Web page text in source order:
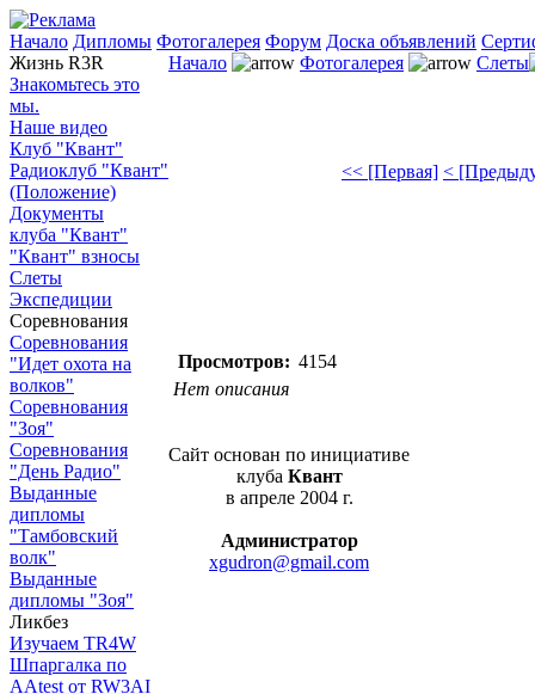
Начало Дипломы Фотогалерея Форум Доска объявлений
Жизнь R3R
Знакомьтесь это
мы.
Наше видео
Клуб "Квант"
Радиоклуб "Квант"
(Положение)
Документы
клуба "Квант"
"Квант" взносы
Слеты
Экспедиции
Соревнования
Соревнования
"Идет охота на
волков"
Соревнования
"Зоя"
Соревнования
"День Радио"
Выданные
дипломы
"Тамбовский
волк"
Выданные
дипломы "Зоя"
Ликбез
Изучаем TR4W
Шпаргалка по
AAtest от RW3AI
Начало Фотогалерея Слеты
<< [Первая] <
Просмотров: 4154
Нет описания
Сайт основан по инициативе
клуба Квант
в апреле 2004 г.
Администратор
xgudron@gmail.com